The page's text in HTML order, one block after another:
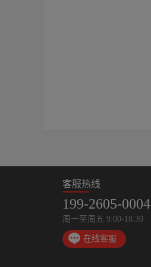
客服热线
199-2605-0004
周一至周五 9:00-18:30
在线客服